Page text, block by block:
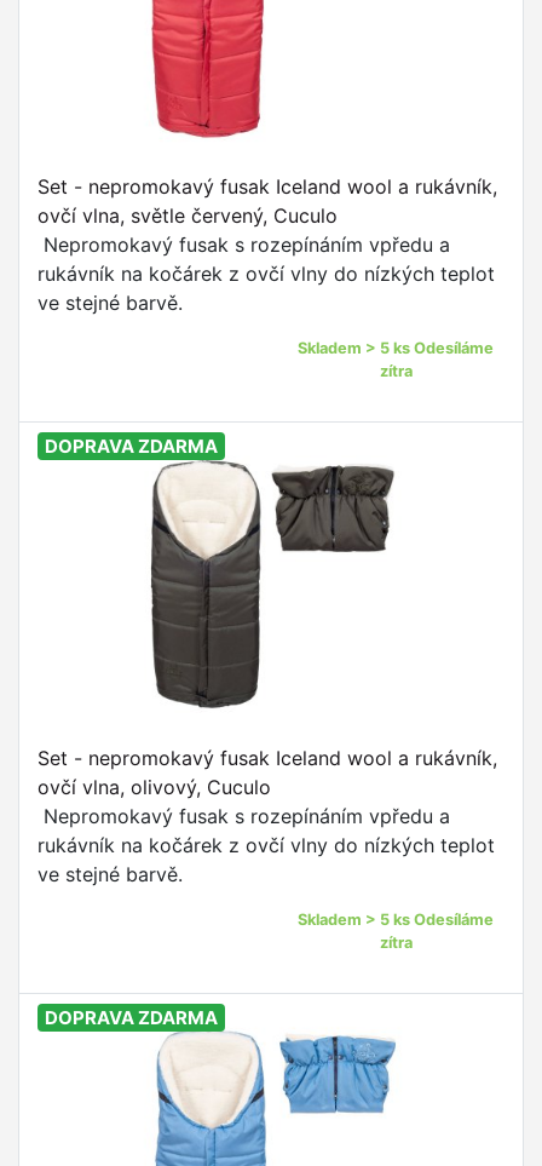
Set - nepromokavý fusak Iceland wool a rukávník,
ovčí vlna, světle červený, Cuculo
Nepromokavý fusak s rozepínáním vpředu a
rukávník na kočárek z ovčí vlny do nízkých teplot
ve stejné barvě.
Skladem > 5 ks Odesíláme
zítra
DOPRAVA ZDARMA
Set - nepromokavý fusak Iceland wool a rukávník,
ovčí vlna, olivový, Cuculo
Nepromokavý fusak s rozepínáním vpředu a
rukávník na kočárek z ovčí vlny do nízkých teplot
ve stejné barvě.
Skladem > 5 ks Odesíláme
zítra
DOPRAVA ZDARMA